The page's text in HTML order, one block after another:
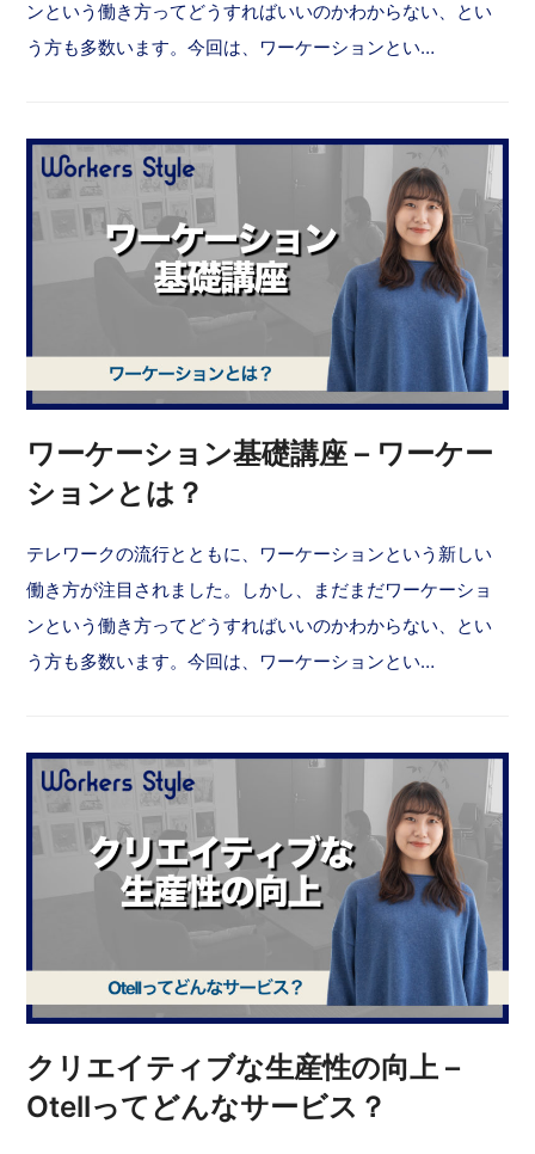
ンという働き方ってどうすればいいのかわからない、とい
う方も多数います。今回は、ワーケーションとい…
ワーケーション基礎講座 – ワーケー
ションとは？
テレワークの流行とともに、ワーケーションという新しい
働き方が注目されました。しかし、まだまだワーケーショ
ンという働き方ってどうすればいいのかわからない、とい
う方も多数います。今回は、ワーケーションとい…
クリエイティブな生産性の向上 –
Otellってどんなサービス？